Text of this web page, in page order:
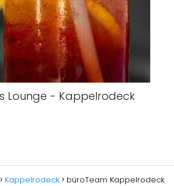
Lounge - Kappelrodeck
Kappelrodeck büroTeam Kappelrodeck